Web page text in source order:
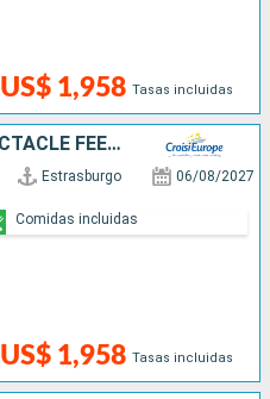
US$ 1,958 Tasas incluidas
LE RHIN EN FLAMMES : SPECTACLE FÉERIQUE AU FIL DE L'EAU
Estrasburgo 06/08/2027
US$ 1,958 Tasas incluidas
Comidas incluidas